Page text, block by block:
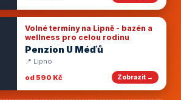
Volné termíny na Lipně - bazén a
wellness pro celou rodinu
Penzion U Méďů
📍 Lipno
od 590 Kč
Zobrazit →